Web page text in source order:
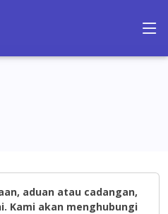
aduan atau cadangan,
Kami akan menghubungi